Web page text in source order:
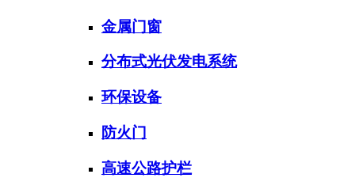
金属门窗
分布式光伏发电系统
环保设备
防火门
高速公路护栏